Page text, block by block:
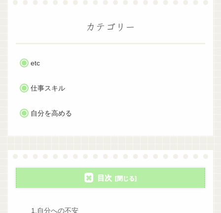
カテゴリー
etc
仕事スキル
自分を高める
目次
1.自分への不安